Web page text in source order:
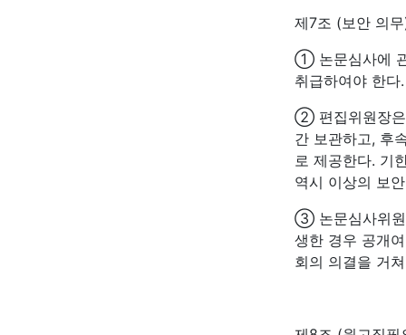
제7조 (보안 의
① 논문심사에
취급하여야 한다.
② 편집위원장은
간 보관하고, 후
로 제공한다. 기
역시 이상의 보
③ 논문심사위원
생한 경우 공개
회의 의결을 거